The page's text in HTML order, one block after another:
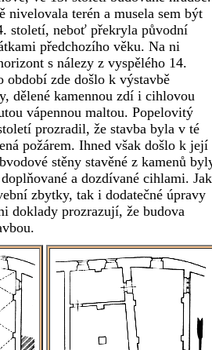
nivelovala terén a musela sem být
století, neboť překryla původní
předchozího věku. Na ni
s nálezy z vyspělého 14.
období zde došlo k výstavbě
dělené kamennou zdí i cihlovou
vápennou maltou. Popelovitý
prozradil, že stavba byla v té
požárem. Ihned však došlo k její
stěny stavěné z kamenů
a dozdívané cihlami. Jak
zbytky, tak i dodatečné úpravy
doklady prozrazují, že budova